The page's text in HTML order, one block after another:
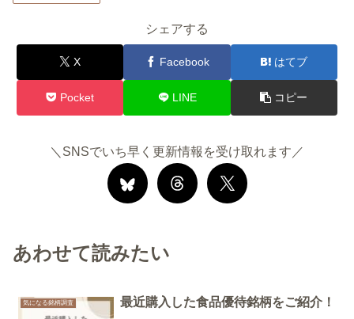
シェアする
X Facebook はてブ
Pocket LINE コピー
＼SNSでいち早く更新情報を受け取れます／
あわせて読みたい
気になる銘柄調査 最近購入した食品優待銘柄をご紹介！